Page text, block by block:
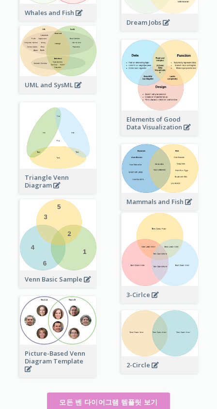
Whales and Fish
Dream Jobs
UML and SysML
Elements of Good
Data Visualization
Triangle Venn
Diagram
Mammals and Fish
Venn Basic Sample
3-Cirlce
Picture-Based Venn
Diagram Template
2-Circle
모든 벤 다이어그램 템플릿 보기